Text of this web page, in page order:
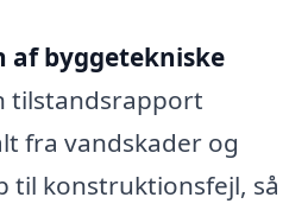
byggetekniske
tilstandsrapport
fra vandskader og
til konstruktionsfejl, så